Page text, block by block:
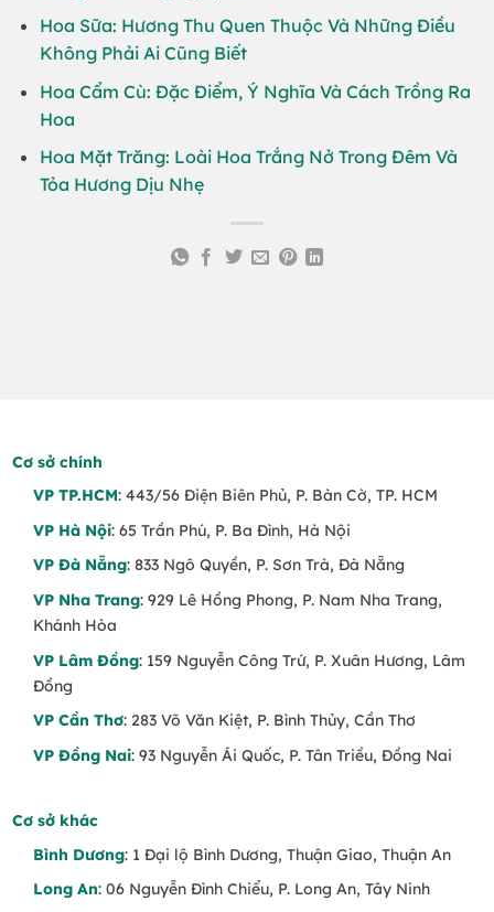
Hoa Sữa: Hương Thu Quen Thuộc Và Những Điều
Không Phải Ai Cũng Biết
Hoa Cẩm Cù: Đặc Điểm, Ý Nghĩa Và Cách Trồng Ra
Hoa
Hoa Mặt Trăng: Loài Hoa Trắng Nở Trong Đêm Và
Tỏa Hương Dịu Nhẹ
Cơ sở chính
VP TP.HCM: 443/56 Điện Biên Phủ, P. Bàn Cờ, TP. HCM
VP Hà Nội: 65 Trần Phú, P. Ba Đình, Hà Nội
VP Đà Nẵng: 833 Ngô Quyền, P. Sơn Trà, Đà Nẵng
VP Nha Trang: 929 Lê Hồng Phong, P. Nam Nha Trang,
Khánh Hòa
VP Lâm Đồng: 159 Nguyễn Công Trứ, P. Xuân Hương, Lâm
Đồng
VP Cần Thơ: 283 Võ Văn Kiệt, P. Bình Thủy, Cần Thơ
VP Đồng Nai: 93 Nguyễn Ái Quốc, P. Tân Triều, Đồng Nai
Cơ sở khác
Bình Dương: 1 Đại lộ Bình Dương, Thuận Giao, Thuận An
Long An: 06 Nguyễn Đình Chiểu, P. Long An, Tây Ninh